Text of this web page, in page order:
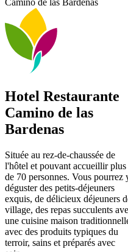
Hotel Restaurante
Camino de las
Bardenas
Située au rez-de-chaussée de
l'hôtel et pouvant accueillir plus
de 70 personnes. Vous pourrez
déguster des petits-déjeuners
exquis, de délicieux déjeuners
village, des repas succulents
une cuisine maison
avec des produits typiques du
terroir, sains et préparés avec